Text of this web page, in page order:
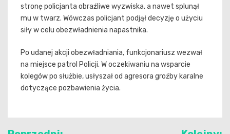
stronę policjanta obraźliwe wyzwiska, a nawet splunął
mu w twarz. Wówczas policjant podjął decyzję o użyciu
siły w celu obezwładnienia napastnika.
Po udanej akcji obezwładniania, funkcjonariusz wezwał
na miejsce patrol Policji. W oczekiwaniu na wsparcie
kolegów po służbie, usłyszał od agresora groźby karalne
dotyczące pozbawienia życia.
Nawigacja